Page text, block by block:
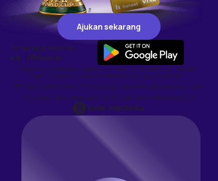
Ajukan sekarang
Ajukan sekarang
Tersedia di Android
4.8
135Kulasan
*Approval 90% mengacu pada data Honest periode Agustus 2025–Mei 2026.
Keputusan persetujuan dapat berbeda tergantung profil pemohon.
PT Honest Financial Technologies berizin dan diawasi oleh
Otoritas Jasa Keuangan (OJK) dan Bank Indonesia (BI)